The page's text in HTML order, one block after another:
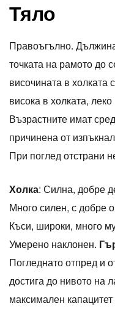
Тяло
Правоъгълно.
точката на рамото
височината в
висока в холката,
Възрастните имат
причинена от
При поглед отстрани
Холка: Силна, добре
Много силен, с добре
Къси, широки, много
Умерено наклонен.
Погледнато отпред и
достига до нивото на
максимален